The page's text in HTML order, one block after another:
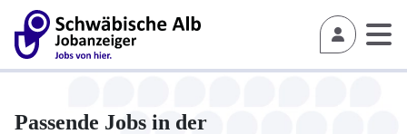
Passende Jobs in der